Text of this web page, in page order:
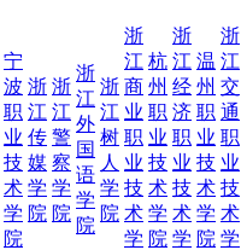
宁
波
职
业
技
术
学
院
浙
江
传
媒
学
院
浙
江
警
察
学
院
浙
江
外
国
语
学
院
浙
江
树
人
学
院
浙
江
商
业
职
业
技
术
学
杭
州
职
业
技
术
学
院
浙
江
经
济
职
业
技
术
学
温
州
职
业
技
术
学
院
浙
江
交
通
职
业
技
术
学